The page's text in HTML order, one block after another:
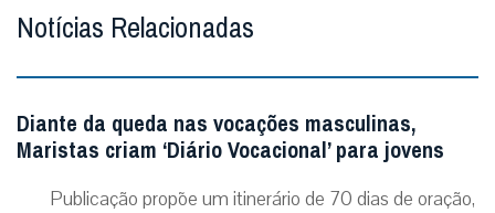
Notícias Relacionadas
Diante da queda nas vocações masculinas,
Maristas criam ‘Diário Vocacional’ para jovens
Publicação propõe um itinerário de 70 dias de oração,